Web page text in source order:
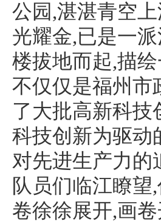
公园,湛湛青空
光耀金,已是一
楼拔地而起,描
不仅仅是福州市
了大批高新科技
科技创新为驱动
对先进生产力的
队员们临江瞭
卷徐徐展开,画